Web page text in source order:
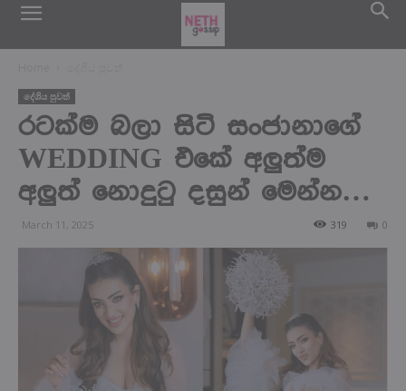
දේශිය පුවත්
රටක්ම බලා සිටි සංජානාගේ
WEDDING එකේ අලුත්ම
අලුත් නොදුටු දසුන් මෙන්න…
March 11, 2025 0
319